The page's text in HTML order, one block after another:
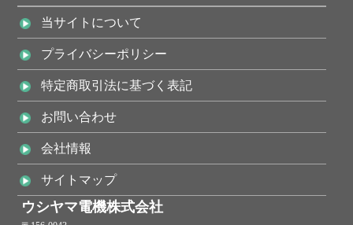
当サイトについて
プライバシーポリシー
特定商取引法に基づく表記
お問い合わせ
会社情報
サイトマップ
ウシヤマ電機株式会社